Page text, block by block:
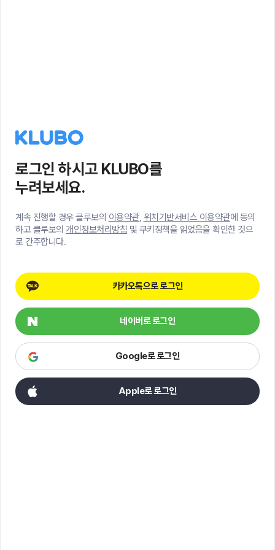
로그인 하시고 KLUBO를
누려보세요.
계속 진행할 경우 클루보의 이용약관, 위치기반서비스 이용약관에 동의
하고 클루보의 개인정보처리방침 및 쿠키정책을 읽었음을 확인한 것으
로 간주합니다.
카카오톡으로 로그인
네이버로 로그인
Google로 로그인
Apple로 로그인